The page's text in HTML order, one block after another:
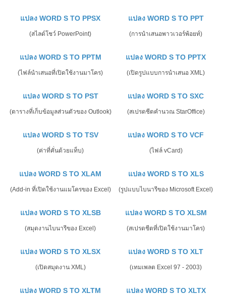
แปลง WORD S TO PPSX
(สไลด์โชว์ PowerPoint)
แปลง WORD S TO PPT
(การนำเสนอพาวเวอร์พ้อยท์)
แปลง WORD S TO PPTM
(ไฟล์นำเสนอที่เปิดใช้งานมาโคร)
แปลง WORD S TO PPTX
(เปิดรูปแบบการนำเสนอ XML)
แปลง WORD S TO PST
(ตารางที่เก็บข้อมูลส่วนตัวของ Outlook)
แปลง WORD S TO SXC
(สเปรดชีตคำนวณ StarOffice)
แปลง WORD S TO TSV
(ค่าที่คั่นด้วยแท็บ)
แปลง WORD S TO VCF
(ไฟล์ vCard)
แปลง WORD S TO XLAM
(Add-in ที่เปิดใช้งานแมโครของ Excel)
แปลง WORD S TO XLS
(รูปแบบไบนารีของ Microsoft Excel)
แปลง WORD S TO XLSB
(สมุดงานไบนารีของ Excel)
แปลง WORD S TO XLSM
(สเปรดชีตที่เปิดใช้งานมาโคร)
แปลง WORD S TO XLSX
(เปิดสมุดงาน XML)
แปลง WORD S TO XLT
(เทมเพลต Excel 97 - 2003)
แปลง WORD S TO XLTM แปลง WORD S TO XLTX